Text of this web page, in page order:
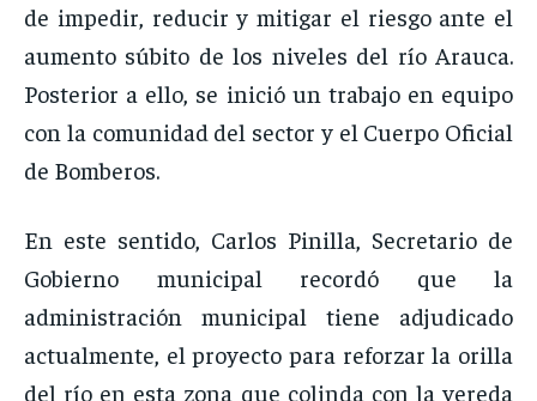
de impedir, reducir y mitigar el riesgo ante el
aumento súbito de los niveles del río Arauca.
Posterior a ello, se inició un trabajo en equipo
con la comunidad del sector y el Cuerpo Oficial
de Bomberos.
En este sentido, Carlos Pinilla, Secretario de
Gobierno municipal recordó que la
administración municipal tiene adjudicado
actualmente, el proyecto para reforzar la orilla
del río en esta zona que colinda con la vereda